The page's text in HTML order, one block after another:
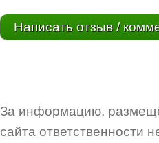
Написать отзыв /
За информацию,
сайта ответственности